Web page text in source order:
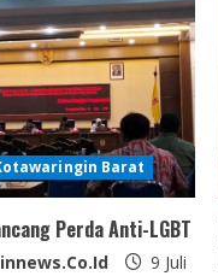
Barat
Perda Anti-LGBT
9 Juli